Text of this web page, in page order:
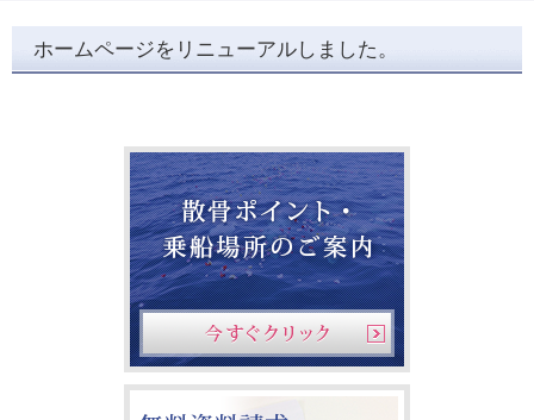
ホームページをリニューアルしました。
海洋散骨の流れ
会社概要